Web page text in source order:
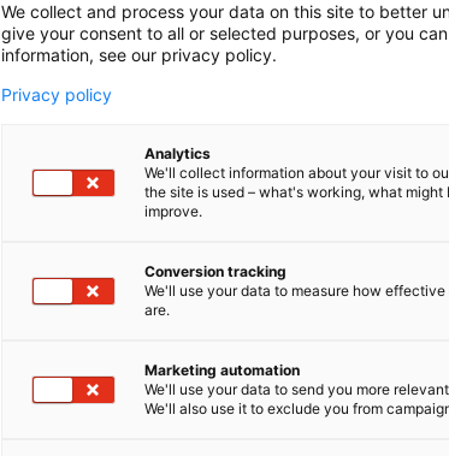
We collect and process your data on this site to better
give your consent to all or selected purposes, or you
information, see our privacy policy.
Privacy policy
Analytics
We'll collect information about your visit to
the site is used – what's working, what
improve.
Conversion tracking
We'll use your data to measure how
are.
Marketing automation
We'll use your data to send you more
We'll also use it to exclude you from